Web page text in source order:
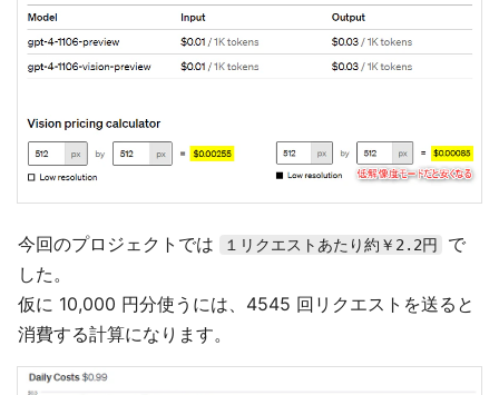
今回のプロジェクトでは １リクエストあたり約￥2.2円
で
した。
仮に 10,000 円分使うには、4545 回リクエストを送ると
消費する計算になります。